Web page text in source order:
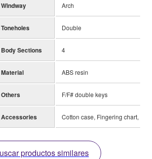
Windway Arch
Toneholes Double
Body Sections 4
Material ABS resin
Others F/F# double keys
Accessories Cotton case, Fingering chart,
productos similares